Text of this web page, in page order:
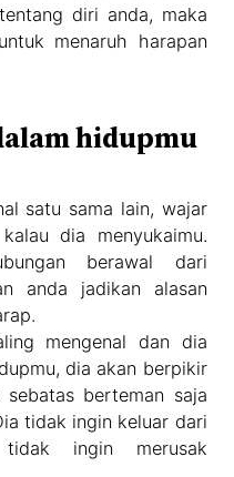
diri anda, maka
menaruh harapan
hidupmu
satu sama lain, wajar
dia menyukaimu.
berawal dari
anda jadikan alasan
mengenal dan dia
dia akan berpikir
berteman saja
tidak ingin keluar dari
ingin merusak